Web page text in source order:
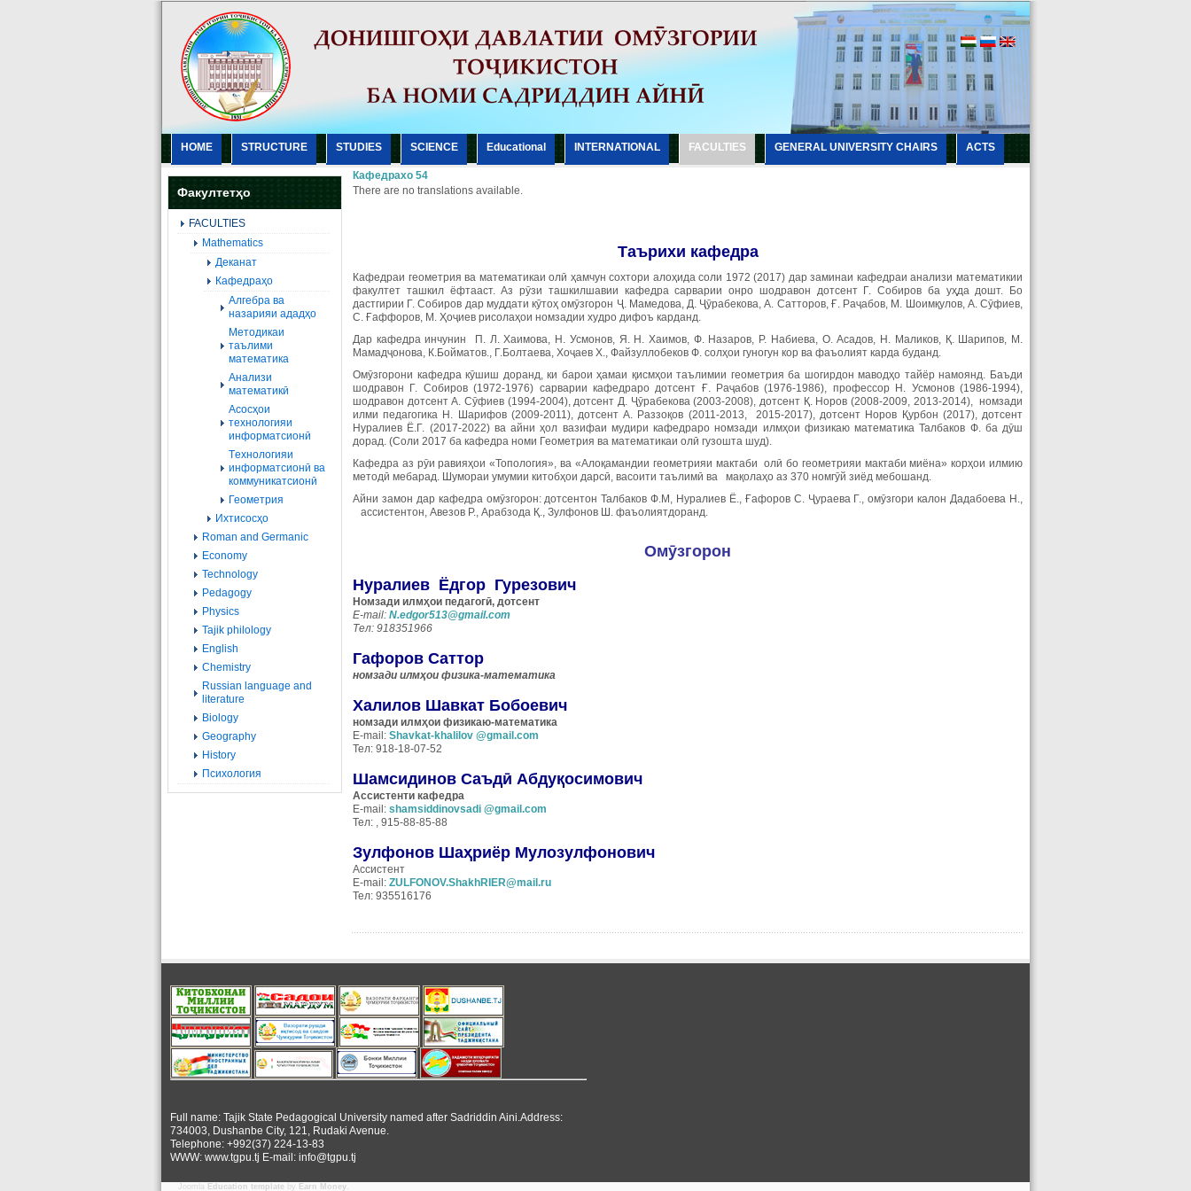
HOME STRUCTURE STUDIES SCIENCE Еducational INTERNATIONAL FACULTIES GENERAL UNIVERSITY CHAIRS ACTS
Факултетҳо
FACULTIES
Mathematics
Деканат
Кафедраҳо
Алгебра ва
назарияи ададҳо
Методикаи
таълими
математика
Анализи
математикӣ
Асосҳои
технологияи
информатсионӣ
Tехнологияи
информатсионӣ ва
коммуникатсионӣ
Геометрия
Ихтисосҳо
Roman and Germanic
Economy
Technology
Pedagogy
Physics
Tajik philology
English
Chemistry
Russian language and
literature
Biology
Geography
History
Психология
Кафедрахо 54
There are no translations available.
Таърихи кафедра
Кафедраи геометрия ва математикаи олӣ ҳамчун сохтори алоҳида соли 1972 (2017) дар заминаи кафедраи анализи математикии
факултет ташкил ёфтааст. Аз рӯзи ташкилшавии кафедра сарварии онро шодравон дотсент Г. Собиров ба уҳда дошт. Бо
дастгирии Г. Собиров дар муддати кӯтоҳ омӯзгорон Ҷ. Мамедова, Д. Ҷӯрабекова, А. Сатторов, Ғ. Раҷабов, М. Шоимқулов, А. Сӯфиев,
С. Ғаффоров, М. Ҳоҷиев рисолаҳои номзадии худро дифоъ карданд.
Дар кафедра инчунин П. Л. Хаимова, Н. Усмонов, Я. Н. Хаимов, Ф. Назаров, Р. Набиева, О. Асадов, Н. Маликов, Қ. Шарипов, М.
Мамадҷонова, К.Бойматов., Г.Болтаева, Хоҷаев Х., Файзуллобеков Ф. солҳои гуногун кор ва фаъолият карда буданд.
Омӯзгорони кафедра кӯшиш доранд, ки барои ҳамаи қисмҳои таълимии геометрия ба шогирдон маводҳо тайёр намоянд. Баъди
шодравон Г. Собиров (1972-1976) сарварии кафедраро дотсент Ғ. Раҷабов (1976-1986), профессор Н. Усмонов (1986-1994),
шодравон дотсент А. Сӯфиев (1994-2004), дотсент Д. Ҷӯрабекова (2003-2008), дотсент Қ. Норов (2008-2009, 2013-2014), номзади
илми педагогика Н. Шарифов (2009-2011), дотсент А. Раззоқов (2011-2013, 2015-2017), дотсент Норов Қурбон (2017), дотсент
Нуралиев Ё.Г. (2017-2022) ва айни ҳол вазифаи мудири кафедраро номзади илмҳои физикаю математика Талбаков Ф. ба дӯш
дорад. (Соли 2017 ба кафедра номи Геометрия ва математикаи олӣ гузошта шуд).
Кафедра аз рӯи равияҳои «Топология», ва «Алоқамандии геометрияи мактаби олӣ бо геометрияи мактаби миёна» корҳои илмию
методӣ мебарад. Шумораи умумии китобҳои дарсӣ, васоити таълимӣ ва мақолаҳо аз 370 номгӯй зиёд мебошанд.
Айни замон дар кафедра омӯзгорон: дотсентон Талбаков Ф.М, Нуралиев Ё., Ғафоров С. Ҷураева Г., омӯзгори калон Дадабоева Н.,
ассистентон, Авезов Р., Арабзода Қ., Зулфонов Ш. фаъолиятдоранд.
Омӯзгорон
Нуралиев Ёдгор Гурезович
Номзади илмҳои педагогӣ, дотсент
E-mail: N.edgor513@gmail.com
Тел: 918351966
Гафоров Саттор
номзади илмҳои физика-математика
Халилов Шавкат Бобоевич
номзади илмҳои физикаю-математика
E-mail: Shavkat-khalilov @gmail.com
Тел: 918-18-07-52
Шамсидинов Саъдӣ Абдуқосимович
Ассистенти кафедра
E-mail: shamsiddinovsadi @gmail.com
Тел: , 915-88-85-88
Зулфонов Шаҳриёр Мулозулфонович
Ассистент
E-mail: ZULFONOV.ShakhRIER@mail.ru
Тел: 935516176
Full name: Tajik State Pedagogical University named after Sadriddin Aini.Address:
734003, Dushanbe City, 121, Rudaki Avenue.
Telephone: +992(37) 224-13-83
WWW: www.tgpu.tj E-mail: info@tgpu.tj
Joomla Education template by Earn Money.